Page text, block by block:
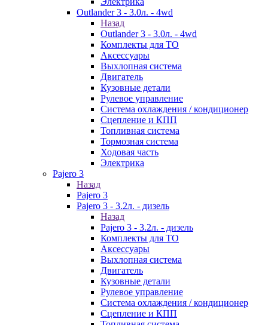
Outlander 3 - 3.0л. - 4wd
Назад
Outlander 3 - 3.0л. - 4wd
Комплекты для ТО
Аксессуары
Выхлопная система
Двигатель
Кузовные детали
Рулевое управление
Система охлаждения / кондиционер
Сцепление и КПП
Топливная система
Тормозная система
Ходовая часть
Электрика
Pajero 3
Назад
Pajero 3
Pajero 3 - 3.2л. - дизель
Назад
Pajero 3 - 3.2л. - дизель
Комплекты для ТО
Аксессуары
Выхлопная система
Двигатель
Кузовные детали
Рулевое управление
Система охлаждения / кондиционер
Сцепление и КПП